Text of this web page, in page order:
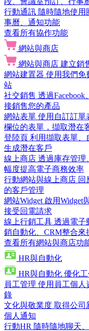
行動通訊 隨時隨地使用
事曆、通知功能
查看所有協作功能
網站與商店
網站與商店 建立銷
網站建置器 使用我們免
站
社交銷售 透過Facebook
接銷售您的產品
網站表單 使用自訂訂單
欄位的表單，擷取潛在
登陸頁 利用擷取表單、
生成潛在客戶
線上商店 透過庫存管理
幅度提高電子商務效率
行動網站與線上商店 回
的客戶管理
網站Widget 啟用Widget
接受回電請求
線上行銷工具 透過電子
銷自動化、CRM整合來
查看所有網站與商店功
HR與自動化
HR與自動化 優化
員工管理 使用員工個人
錄
文化與敬業度 取得公司
個人通知
行動HR 隨時隨地聊天